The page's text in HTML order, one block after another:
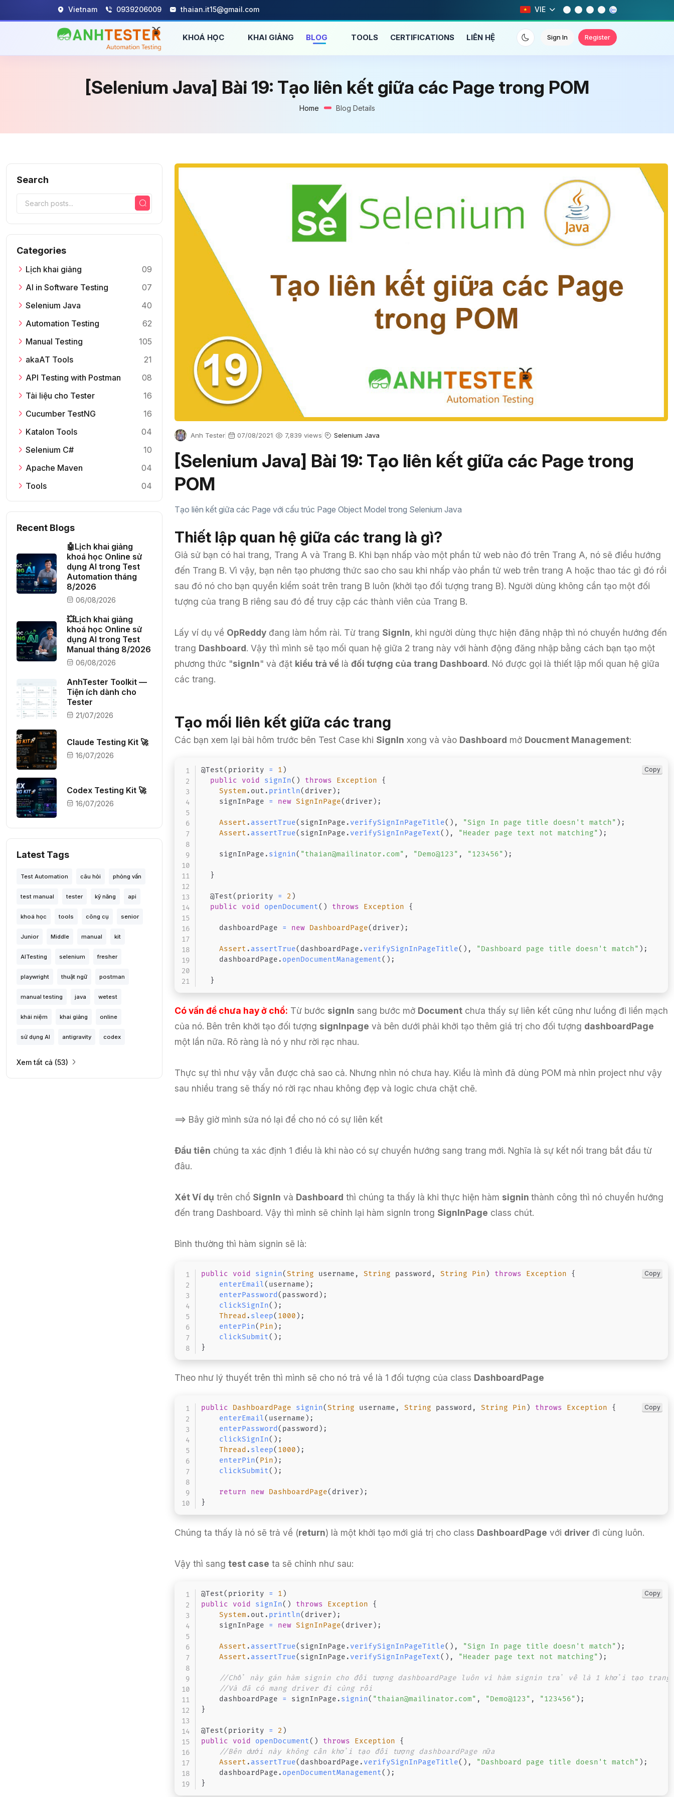
Vietnam 0939206009 thaian.it15@gmail.com VIE
KHOÁ HỌC KHAI GIẢNG BLOG TOOLS CERTIFICATIONS LIÊN HỆ Sign In Register
[Selenium Java] Bài 19: Tạo liên kết giữa các Page trong POM
Home Blog Details
Search
Categories
Lịch khai giảng
09
AI in Software Testing
07
Selenium Java
40
Automation Testing
62
Manual Testing
105
akaAT Tools
21
API Testing with Postman
08
Tài liệu cho Tester
16
Cucumber TestNG
16
Katalon Tools
04
Selenium C#
10
Apache Maven
04
Tools
04
Recent Blogs
🤖Lịch khai giảng
khoá học Online sử
dụng AI trong Test
Automation tháng
8/2026
06/08/2026
💥Lịch khai giảng
khoá học Online sử
dụng AI trong Test
Manual tháng 8/2026
06/08/2026
AnhTester Toolkit —
Tiện ích dành cho
Tester
21/07/2026
Claude Testing Kit 🚀
16/07/2026
Codex Testing Kit 🚀
16/07/2026
Latest Tags
Test Automation câu hỏi phỏng vấn
test manual tester kỹ năng api
khoá học tools công cụ senior
Junior Middle manual kit
AITesting selenium fresher
playwright thuật ngữ postman
manual testing java wetest
khái niệm khai giảng online
sử dụng AI antigravity codex
Xem tất cả (53)
Anh Tester 07/08/2021 7,839 views Selenium Java
[Selenium Java] Bài 19: Tạo liên kết giữa các Page trong
POM
Tạo liên kết giữa các Page với cấu trúc Page Object Model trong Selenium Java
Thiết lập quan hệ giữa các trang là gì?
Giả sử bạn có hai trang, Trang A và Trang B. Khi bạn nhấp vào một phần tử web nào đó trên Trang A, nó sẽ điều hướng
đến Trang B. Vì vậy, bạn nên tạo phương thức sao cho sau khi nhấp vào phần tử web trên trang A hoặc thao tác gì đó rồi
sau đó nó cho bạn quyền kiểm soát trên trang B luôn (khởi tạo đối tượng trang B). Người dùng không cần tạo một đối
tượng của trang B riêng sau đó để truy cập các thành viên của Trang B.
Lấy ví dụ về OpReddy đang làm hổm rài. Từ trang SignIn, khi người dùng thực hiện đăng nhập thì nó chuyển hướng đến
trang Dashboard. Vậy thì mình sẽ tạo mối quan hệ giữa 2 trang này với hành động đăng nhập bằng cách bạn tạo một
phương thức "signIn" và đặt kiểu trả về là đối tượng của trang Dashboard. Nó được gọi là thiết lập mối quan hệ giữa
các trang.
Tạo mối liên kết giữa các trang
Các bạn xem lại bài hôm trước bên Test Case khi SignIn xong và vào Dashboard mở Doucment Management:
@Test( priority = 1 )
public
void signIn( ) throws Exception
{
System . out . println( driver ) ;
		signInPage
= new SignInPage( driver ) ;
Assert . assertTrue( signInPage . verifySignInPageTitle( ) , "Sign In page title doesn't match" ) ;
Assert . assertTrue( signInPage . verifySignInPageText( ) , "Header page text not matching" ) ;
		signInPage
. signin( "thaian@mailinator.com" , "Demo@123" , "123456" ) ;
}
@Test( priority = 2 )
public
void openDocument( ) throws Exception {
		dashboardPage
= new DashboardPage( driver ) ;
Assert . assertTrue( dashboardPage . verifySignInPageTitle( ) , "Dashboard page title doesn't match" ) ;
		dashboardPage
. openDocumentManagement( ) ;
}
Copy
Có vấn đề chưa hay ở chổ: Từ bước signIn sang bước mở Document chưa thấy sự liên kết cũng như luồng đi liền mạch
của nó. Bên trên khởi tạo đối tượng signInpage và bên dưới phải khởi tạo thêm giá trị cho đối tượng dashboardPage
một lần nữa. Rõ ràng là nó y như rời rạc nhau.
Thực sự thì như vậy vẫn được chả sao cả. Nhưng nhìn nó chưa hay. Kiểu là mình đã dùng POM mà nhìn project như vậy
sau nhiều trang sẽ thấy nó rời rạc nhau không đẹp và logic chưa chặt chẽ.
==> Bây giờ mình sửa nó lại để cho nó có sự liên kết
Đầu tiên chúng ta xác định 1 điều là khi nào có sự chuyển hướng sang trang mới. Nghĩa là sự kết nối trang bắt đầu từ
đâu.
Xét Ví dụ trên chổ SignIn và Dashboard thì chúng ta thấy là khi thực hiện hàm signin thành công thì nó chuyển hướng
đến trang Dashboard. Vậy thì mình sẽ chỉnh lại hàm signIn trong SignInPage class chút.
Bình thường thì hàm signin sẽ là:
public void signin(String username , String password , String Pin ) throws Exception
{
enterEmail( username ) ;
enterPassword( password ) ;
clickSignIn( ) ;
Thread . sleep( 1000 ) ;
enterPin( Pin ) ;
clickSubmit( ) ;
}
Copy
Theo như lý thuyết trên thì mình sẽ cho nó trả về là 1 đối tượng của class DashboardPage
public DashboardPage signin(String username , String password , String Pin ) throws Exception
{
enterEmail( username ) ;
enterPassword( password ) ;
clickSignIn( ) ;
Thread . sleep( 1000 ) ;
enterPin( Pin ) ;
clickSubmit( ) ;
return new DashboardPage( driver ) ;
}
Copy
Chúng ta thấy là nó sẽ trả về (return) là một khởi tạo mới giá trị cho class DashboardPage với driver đi cùng luôn.
Vậy thì sang test case ta sẽ chỉnh như sau:
@Test( priority = 1 )
public
void signIn( ) throws Exception
{
System . out . println( driver ) ;
    signInPage
= new SignInPage( driver ) ;
Assert . assertTrue( signInPage . verifySignInPageTitle( ) , "Sign In page title doesn't match" ) ;
Assert . assertTrue( signInPage . verifySignInPageText( ) , "Header page text not matching" ) ;
//Chổ này gán hàm signin cho đối tượng dashboardPage luôn vì hàm signin trả về là 1 khởi tạo trang
//Và đã có mang driver đi cùng rồi
    dashboardPage
= signInPage . signin( "thaian@mailinator.com" , "Demo@123" , "123456" ) ;
}
@Test( priority = 2 )
public
void openDocument( ) throws Exception
{
//Bên dưới này không cần khởi tạo đối tượng dashboardPage nữa
Assert . assertTrue( dashboardPage . verifySignInPageTitle( ) , "Dashboard page title doesn't match" ) ;
    dashboardPage
. openDocumentManagement( ) ;
}
Copy